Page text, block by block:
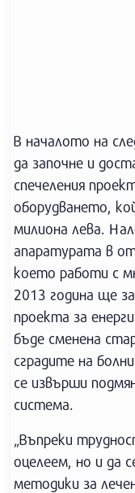
В началото на
да започне и
спечеления
оборудването,
милиона лева.
апаратурата в
което работи с
2013 година ще
проекта за
бъде сменена
сградите на
се извърши
система.
„Въпреки
оцелеем, но и да
методики за